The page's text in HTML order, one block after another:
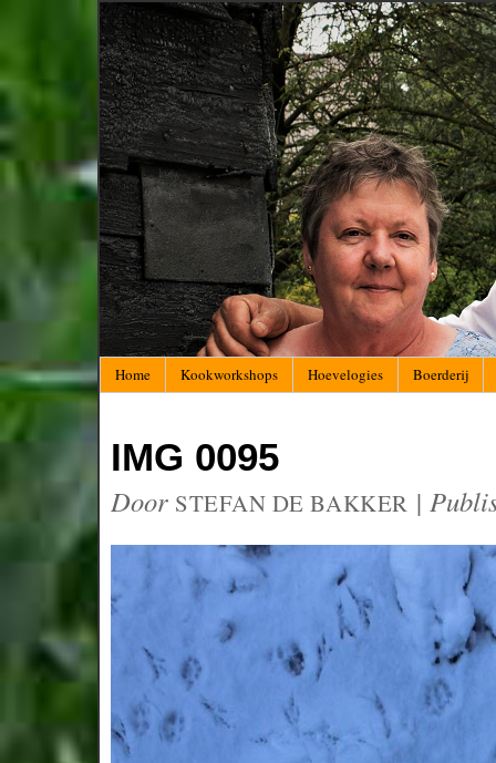
Home Kookworkshops Hoevelogies Boerderij
IMG 0095
Door STEFAN DE BAKKER |